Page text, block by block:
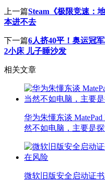
上一篇Steam《极限竞速：
本进不去
下一篇6人挤40平！奥运冠
2小床 儿子睡沙发
相关文章
华为朱懂东谈
然不如电脑，主要是
微软旧版安全启动证